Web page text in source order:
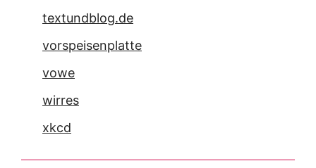
textundblog.de
vorspeisenplatte
vowe
wirres
xkcd